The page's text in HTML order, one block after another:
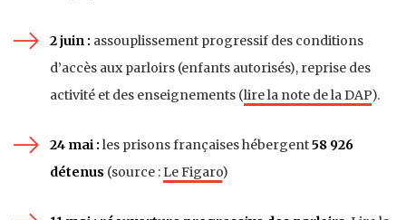
2 juin : assouplissement progressif des conditions
d’accès aux parloirs (enfants autorisés), reprise des
activité et des enseignements (lire la note de la DAP).
24 mai : les prisons françaises hébergent58 926
détenus (source : Le Figaro)